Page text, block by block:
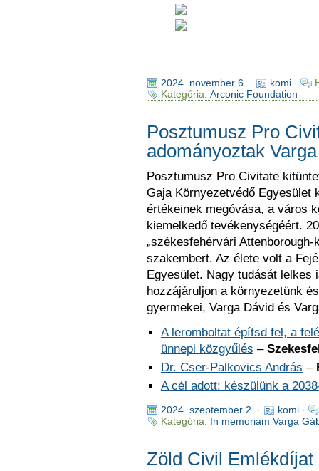
2024. november 6. · komi·
Kategória: Arconic Foundation
Posztumusz Pro
adományoztak
Posztumusz Pro Civitate
Gaja Környezetvédő Egyesület
értékeinek megóvása, a város
kiemelkedő tevékenységéért.
„székesfehérvári
szakembert. Az élete volt a
Egyesület. Nagy tudását lelkes
hozzájáruljon a környezetünk
gyermekei, Varga Dávid és
A leromboltat építsd fel, a
ünnepi közgyűlés –
Dr. Cser-Palkovics András –
A cél adott: készülünk a
2024. szeptember 2. · komi·
Kategória: In memoriam Varga
Zöld Civil Emlékdíjat